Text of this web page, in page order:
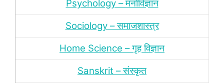
Psychology – मनोविज्ञान
Sociology – समाजशास्‍त्र
Home Science – गृह विज्ञान
Sanskrit – संस्‍कृत